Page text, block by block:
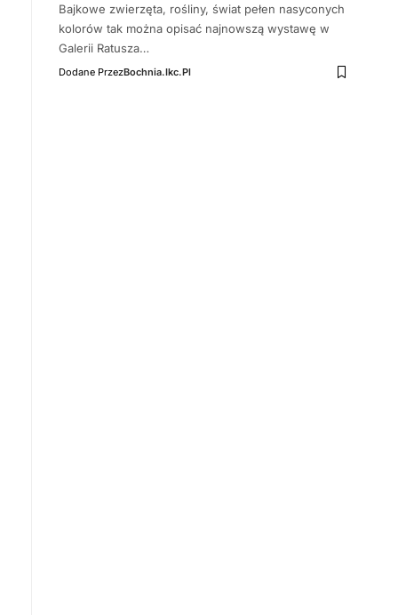
Bajkowe zwierzęta, rośliny, świat pełen nasyconych
kolorów tak można opisać najnowszą wystawę w
Galerii Ratusza…
Dodane PrzezBochnia.ikc.pl